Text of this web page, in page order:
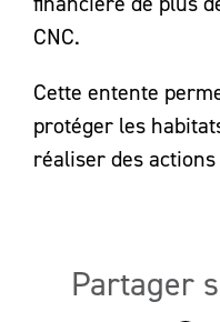
CNC.
Cette entente
protéger les
réaliser des
Partager